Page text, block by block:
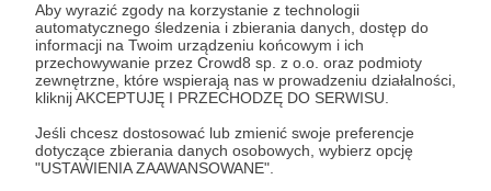
Aby wyrazić zgody na korzystanie z technologii
automatycznego śledzenia i zbierania danych, dostęp do
informacji na Twoim urządzeniu końcowym i ich
przechowywanie przez Crowd8 sp. z o.o. oraz podmioty
zewnętrzne, które wspierają nas w prowadzeniu działalności,
kliknij AKCEPTUJĘ I PRZECHODZĘ DO SERWISU.
Jeśli chcesz dostosować lub zmienić swoje preferencje
dotyczące zbierania danych osobowych, wybierz opcję
"USTAWIENIA ZAAWANSOWANE".
Komentarz użytkownika
Odpowiedz